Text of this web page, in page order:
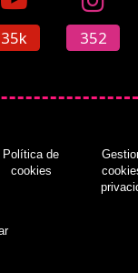
35k 352
Política de
cookies